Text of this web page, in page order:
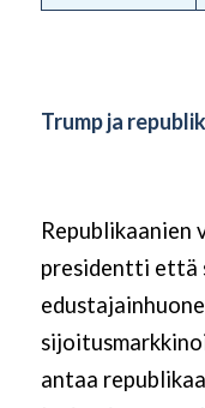
Trump ja
Republikaanien
presidentti että
antaa